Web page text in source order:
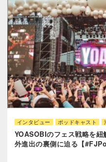
インタビュー ポッドキャスト
YOASOBIのフェス戦略を
外進出の裏側に迫る【